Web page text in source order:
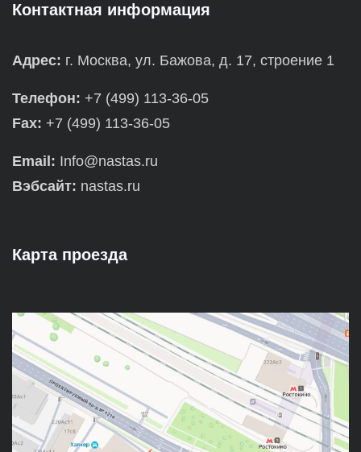
Контактная информация
Адрес: г. Москва, ул. Бажова, д. 17, строение 1
Телефон: +7 (499) 113-36-05
Fax: +7 (499) 113-36-05
Email: Info@nastas.ru
Вэбсайт: nastas.ru
Карта проезда